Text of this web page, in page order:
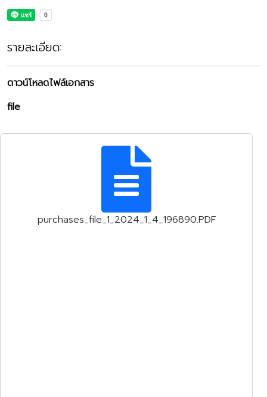
รายละเอียด:
ดาวน์โหลดไฟล์เอกสาร
file
purchases_file_1_2024_1_4_196890.PDF